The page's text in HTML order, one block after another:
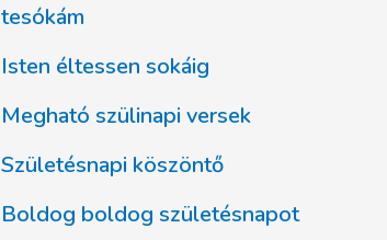
tesókám
Isten éltessen sokáig
Megható szülinapi versek
Születésnapi köszöntő
Boldog boldog születésnapot